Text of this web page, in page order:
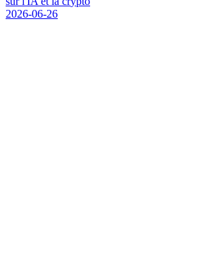
2026-06-26